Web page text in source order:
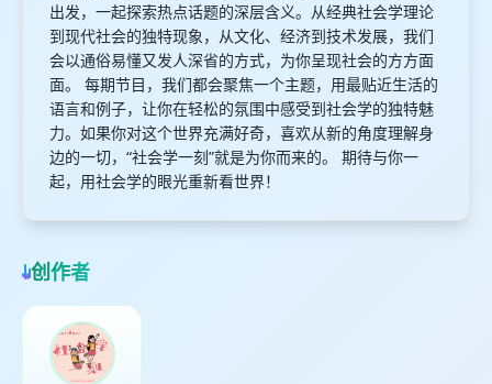
出发，一起探索热点话题的深层含义。从经典社会学理论
到现代社会的独特现象，从文化、经济到技术发展，我们
会以通俗易懂又发人深省的方式，为你呈现社会的方方面
面。 每期节目，我们都会聚焦一个主题，用最贴近生活的
语言和例子，让你在轻松的氛围中感受到社会学的独特魅
力。如果你对这个世界充满好奇，喜欢从新的角度理解身
边的一切，“社会学一刻”就是为你而来的。 期待与你一
起，用社会学的眼光重新看世界！
创作者